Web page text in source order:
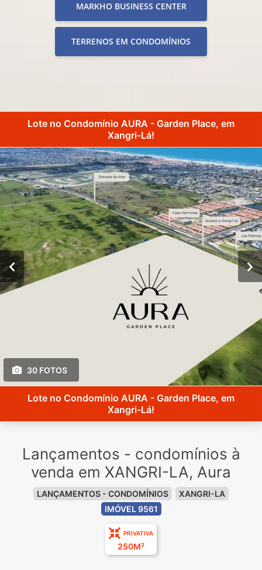
MARKHO BUSINESS CENTER
TERRENOS EM CONDOMÍNIOS
Lote no Condomínio AURA - Garden Place, em
Xangri-Lá!
30 FOTOS
Lote no Condomínio AURA - Garden Place, em
Xangri-Lá!
Lançamentos - condomínios à
venda em XANGRI-LA, Aura
LANÇAMENTOS - CONDOMÍNIOS
XANGRI-LA
IMÓVEL 9561
PRIVATIVA
250M²